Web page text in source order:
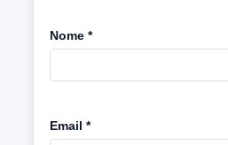
Nome *
Email *